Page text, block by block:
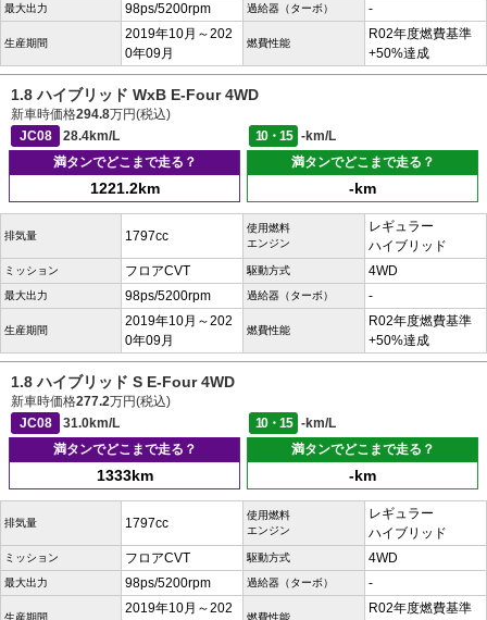
最大出力 98ps/5200rpm 過給器（ターボ） -
生産期間
2019年10月～202
0年09月
燃費性能
R02年度燃費基準
+50%達成
1.8 ハイブリッド WxB E-Four 4WD
新車時価格294.8万円(税込)
JC08
28.4km/L 10・15
-km/L
満タンでどこまで走る？
1221.2km
満タンでどこまで走る？
-km
排気量 1797cc
使用燃料
エンジン
レギュラー
ハイブリッド
ミッション フロアCVT 駆動方式 4WD
最大出力 98ps/5200rpm 過給器（ターボ） -
生産期間
2019年10月～202
0年09月
燃費性能
R02年度燃費基準
+50%達成
1.8 ハイブリッド S E-Four 4WD
新車時価格277.2万円(税込)
JC08
31.0km/L 10・15
-km/L
満タンでどこまで走る？
1333km
満タンでどこまで走る？
-km
排気量 1797cc
使用燃料
エンジン
レギュラー
ハイブリッド
ミッション フロアCVT 駆動方式 4WD
最大出力 98ps/5200rpm 過給器（ターボ） -
生産期間
2019年10月～202
燃費性能
R02年度燃費基準